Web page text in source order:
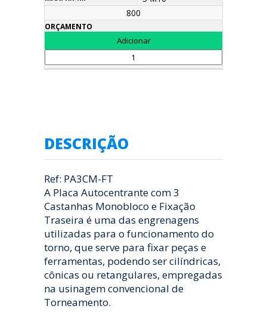
800
DESCRIÇÃO
Ref: PA3CM-FT
A Placa Autocentrante com 3
Castanhas Monobloco e Fixação
Traseira é uma das engrenagens
utilizadas para o funcionamento do
torno, que serve para fixar peças e
ferramentas, podendo ser cilíndricas,
cônicas ou retangulares, empregadas
na usinagem convencional de
Torneamento.